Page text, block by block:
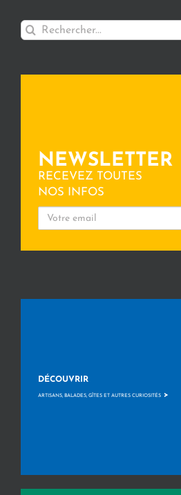
Rechercher:
NEWSLETTER
RECEVEZ TOUTES
NOS INFOS
DÉCOUVRIR
ARTISANS, BALADES, GÎTES ET AUTRES CURIOSITÉS >